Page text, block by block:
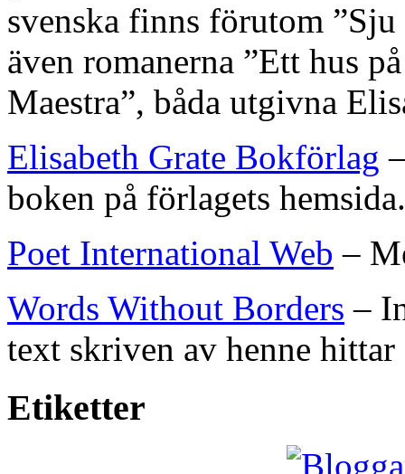
svenska finns förutom
även romanerna ”Ett hus
Maestra”, båda utgivna
Elisabeth Grate Bokförlag
boken på förlagets hemsida.
Poet International Web –
Words Without Borders –
text skriven av henne hittar
Etiketter